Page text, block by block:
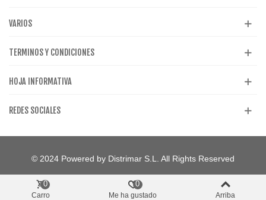
VARIOS
TERMINOS Y CONDICIONES
HOJA INFORMATIVA
REDES SOCIALES
© 2024 Powered by Distrimar S.L. All Rights Reserved
Carro
0
Me ha gustado
0
Arriba